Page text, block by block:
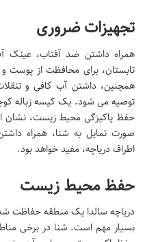
تجهیزات ضروری
همراه داشتن ضد آفتاب، عینک
تابستان، برای محافظت از پوست
همچنین، داشتن آب کافی و
توصیه می شود. یک کیسه زباله
حفظ پاکیزگی محیط زیست، نشان
صورت تمایل به شنا، همراه
اطراف دریاچه، مفید خواهد بود.
حفظ محیط زیست
دریاچه سالدا یک منطقه حفاظت
بسیار مهم است. شنا در برخی